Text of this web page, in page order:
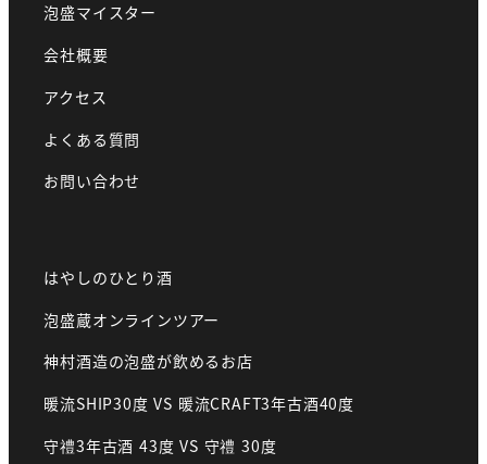
泡盛マイスター
会社概要
アクセス
よくある質問
お問い合わせ
はやしのひとり酒
泡盛蔵オンラインツアー
神村酒造の泡盛が飲めるお店
暖流SHIP30度 VS 暖流CRAFT3年古酒40度
守禮3年古酒 43度 VS 守禮 30度